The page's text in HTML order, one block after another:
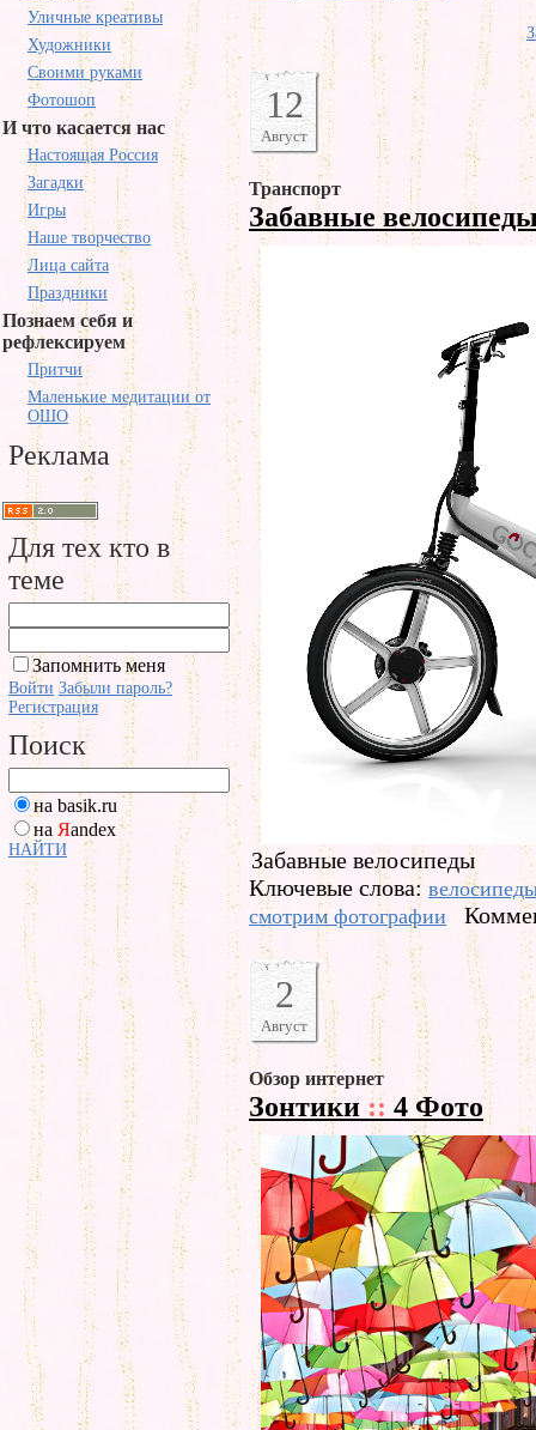
Уличные креативы
Художники
Своими руками
Фотошоп
И что касается нас
Настоящая Россия
Загадки
Игры
Наше творчество
Лица сайта
Праздники
Познаем себя и
рефлексируем
Притчи
Маленькие медитации от
ОШО
Реклама
Для тех кто в
теме
Запомнить меня
Войти Забыли пароль?
Регистрация
Поиск
на basik.ru
на Яandex
НАЙТИ
12
Август
Транспорт
Забавные
Забавные велосипеды
Ключевые слова:
смотрим фотографии
2
Август
Обзор интернет
Зонтики :: 4 Фото